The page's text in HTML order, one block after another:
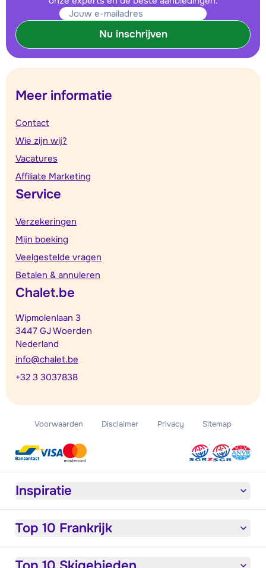
Nu inschrijven
Meer informatie
Contact
Wie zijn wij?
Vacatures
Affiliate Marketing
Service
Verzekeringen
Mijn boeking
Veelgestelde vragen
Betalen & annuleren
Chalet.be
Wipmolenlaan 3
3447 GJ Woerden
Nederland
info@chalet.be
+32 3 3037838
Voorwaarden Disclaimer Privacy Sitemap
Inspiratie
Top 10 Frankrijk